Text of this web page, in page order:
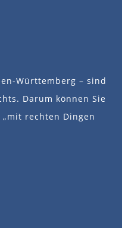
Württemberg – sind
Darum können Sie
rechten Dingen